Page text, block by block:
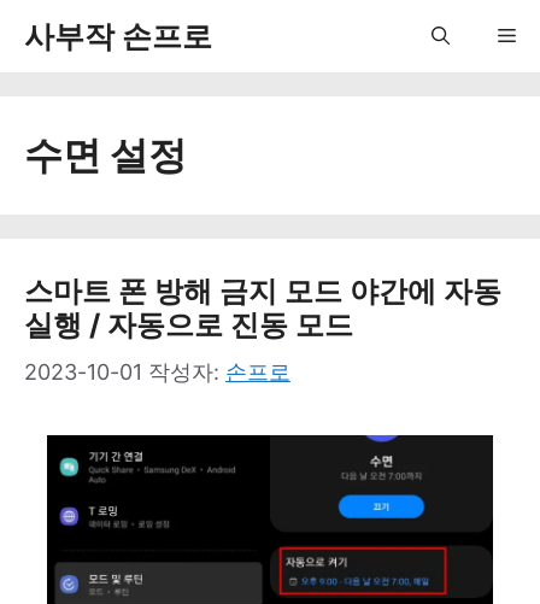
사부작 손프로
수면 설정
스마트 폰 방해 금지 모드 야간에 자동
실행 / 자동으로 진동 모드
2023-10-01 작성자: 손프로